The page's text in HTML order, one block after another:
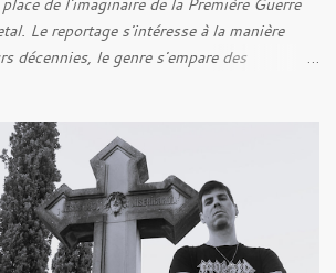
de l'imaginaire de la Première Guerre
Le reportage s'intéresse à la manière
décennies, le genre s'empare des
est allé à la rencontre de Noise (
Dmytro Kumar ( 1914 ), qui reviennent sur
Guerre mondiale. Le documentaire
au producteur Kristian "Kohle"
de 1914 , ainsi qu'à l'historien